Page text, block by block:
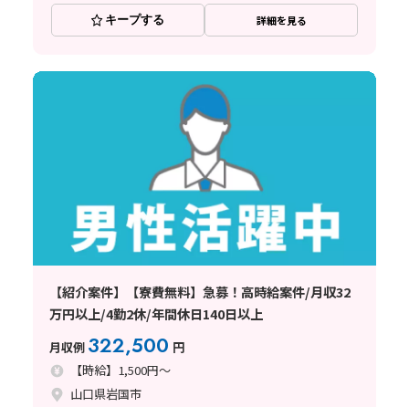
キープする 詳細を見る
【紹介案件】【寮費無料】急募！高時給案件/月収32
万円以上/4勤2休/年間休日140日以上
月収例 322,500 円
【時給】1,500円～
山口県岩国市